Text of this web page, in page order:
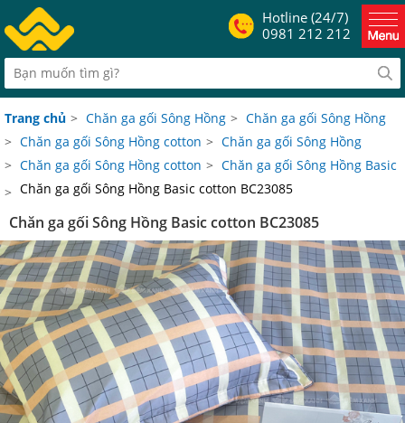
Hotline (24/7)
0981 212 212
Trang chủ > Chăn ga gối Sông Hồng > Chăn ga gối Sông Hồng
> Chăn ga gối Sông Hồng cotton > Chăn ga gối Sông Hồng
> Chăn ga gối Sông Hồng cotton > Chăn ga gối Sông Hồng Basic
> Chăn ga gối Sông Hồng Basic cotton BC23085
Chăn ga gối Sông Hồng Basic cotton BC23085